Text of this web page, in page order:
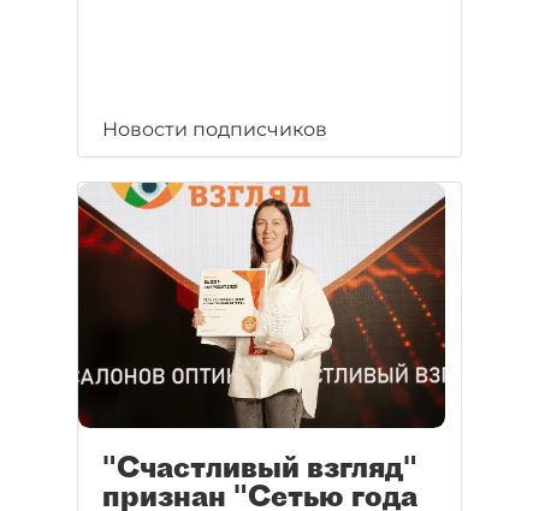
Новости подписчиков
"Счастливый взгляд"
признан "Сетью года